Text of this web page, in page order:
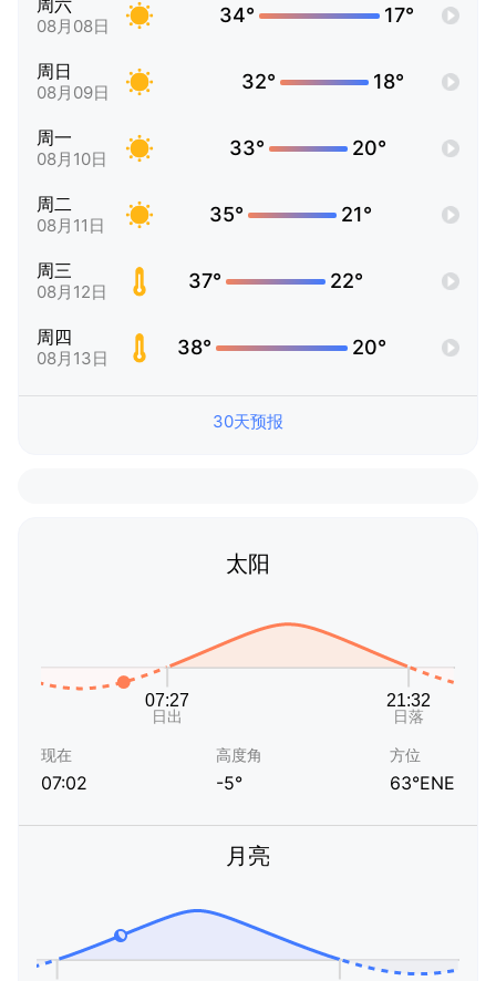
周六
08月08日 34° 17°
周日
08月09日 32° 18°
周一
08月10日 33° 20°
周二
08月11日 35° 21°
周三
08月12日 37° 22°
周四
08月13日 38° 20°
30天预报
太阳
现在
07:02
高度角
-5°
方位
63°ENE
月亮